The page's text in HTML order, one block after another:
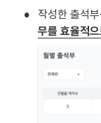
• 작성한 출석
무를 효율적으